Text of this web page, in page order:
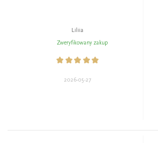
Liliia
Zweryfikowany zakup
2026-05-27